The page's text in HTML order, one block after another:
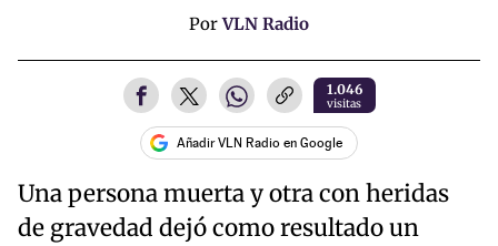
PorVLN Radio
1.046
visitas
Añadir VLN Radio en Google
Una persona muerta y otra con heridas
de gravedad dejó como resultado un